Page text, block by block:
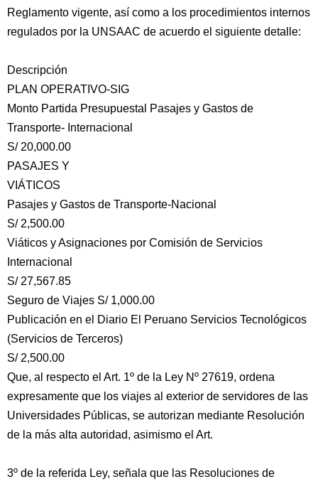
Reglamento vigente, así como a los procedimientos internos
regulados por la UNSAAC de acuerdo el siguiente detalle:
Descripción
PLAN OPERATIVO-SIG
Monto Partida Presupuestal Pasajes y Gastos de
Transporte- Internacional
S/ 20,000.00
PASAJES Y
VIÁTICOS
Pasajes y Gastos de Transporte-Nacional
S/ 2,500.00
Viáticos y Asignaciones por Comisión de Servicios
Internacional
S/ 27,567.85
Seguro de Viajes S/ 1,000.00
Publicación en el Diario El Peruano Servicios Tecnológicos
(Servicios de Terceros)
S/ 2,500.00
Que, al respecto el Art. 1º de la Ley Nº 27619, ordena
expresamente que los viajes al exterior de servidores de las
Universidades Públicas, se autorizan mediante Resolución
de la más alta autoridad, asimismo el Art.
3º de la referida Ley, señala que las Resoluciones de